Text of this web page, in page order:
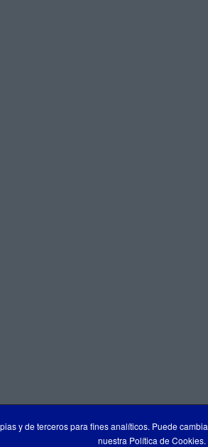
y de terceros para fines analíticos. Puede
nuestra Política de Cookies.